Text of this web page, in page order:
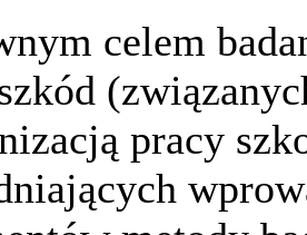
celem
pracy